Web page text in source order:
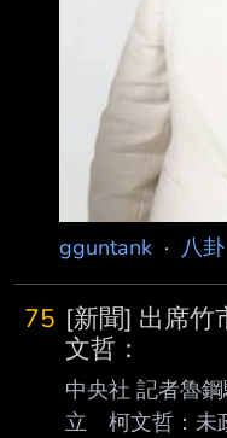
gguntank · 八
75 [新聞] 出席
文哲：
中央社 記者魯
立 柯文哲：未